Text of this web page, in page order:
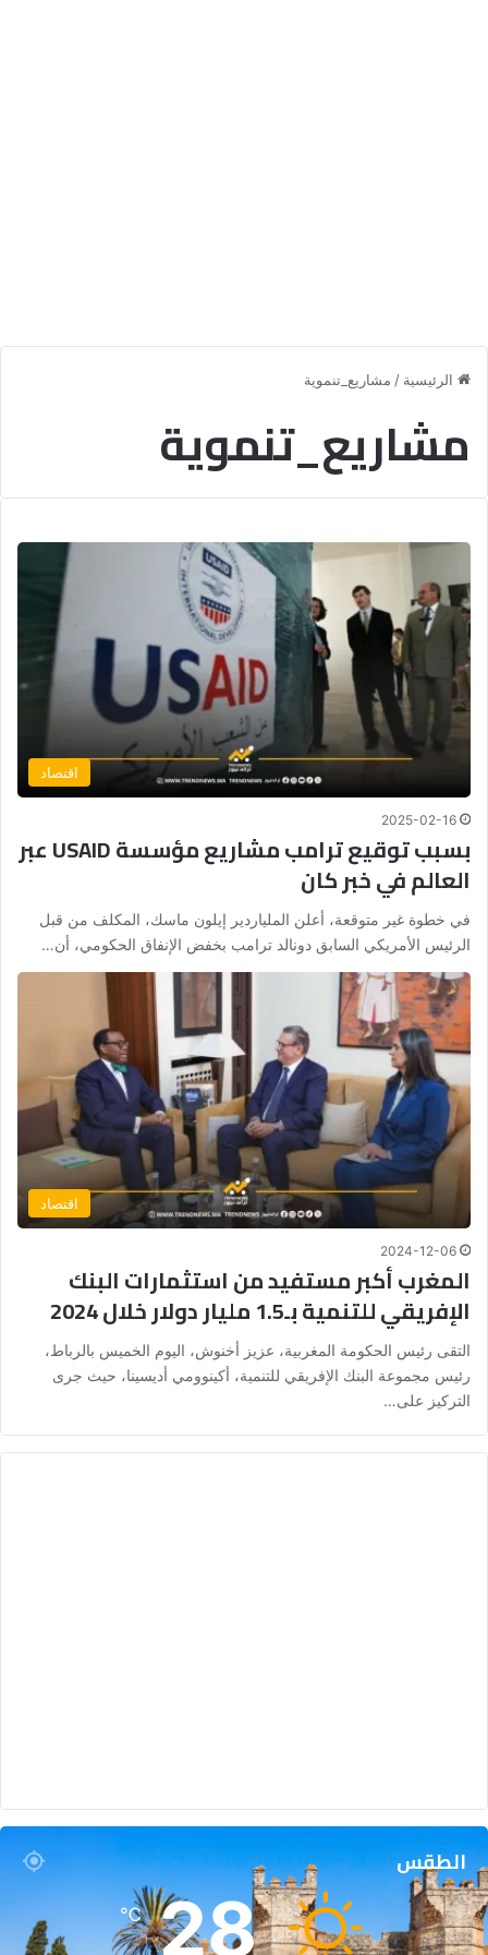
الرئيسية / مشاريع_تنموية
مشاريع_تنموية
اقتصاد
2025-02-16
بسبب توقيع ترامب مشاريع مؤسسة USAID عبر
العالم في خبر كان
في خطوة غير متوقعة، أعلن الملياردير إيلون ماسك، المكلف من قبل
الرئيس الأمريكي السابق دونالد ترامب بخفض الإنفاق الحكومي، أن…
اقتصاد
2024-12-06
المغرب أكبر مستفيد من استثمارات البنك
الإفريقي للتنمية بـ1.5 مليار دولار خلال 2024
التقى رئيس الحكومة المغربية، عزيز أخنوش، اليوم الخميس بالرباط،
رئيس مجموعة البنك الإفريقي للتنمية، أكينوومي أديسينا، حيث جرى
التركيز على…
الطقس
28
℃